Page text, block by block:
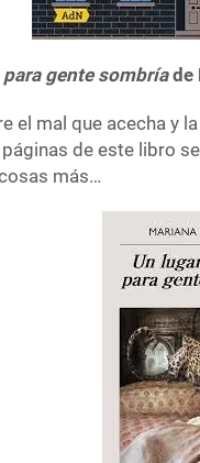
para gente sombríade
el mal que acecha y
de este libro
más…